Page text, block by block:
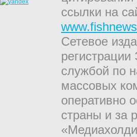
ссылки на
Сетевое
службой по
массовых
оперативно
страны и за